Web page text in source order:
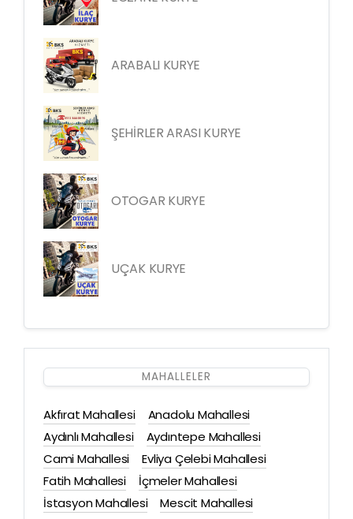
ARABALI KURYE
ŞEHİRLER ARASI KURYE
OTOGAR KURYE
UÇAK KURYE
MAHALLELER
Akfırat Mahallesi
Anadolu Mahallesi
Aydınlı Mahallesi
Aydıntepe Mahallesi
Cami Mahallesi
Evliya Çelebi Mahallesi
Fatih Mahallesi
İçmeler Mahallesi
İstasyon Mahallesi
Mescit Mahallesi